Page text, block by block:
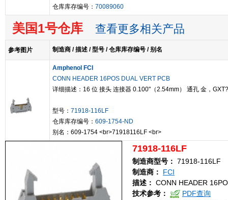
仓库库存编号： 70089060
美国1号仓库 查看更多相关产品
参考图片 制造商 / 描述 / 型号 / 仓库库存编号 / 别名
Amphenol FCI
CONN HEADER 16POS DUAL VERT PCB
详细描述：16 位 接头 连接器 0.100"（2.54mm） 通孔 金，GXT?
型号： 71918-116LF
仓库库存编号： 609-1754-ND
别名：609-1754 <br>71918116LF <br>
71918-116LF
制造商型号： 71918-116LF
制造商：
FCI
描述： CONN HEADER
技术参考：
PDF查询